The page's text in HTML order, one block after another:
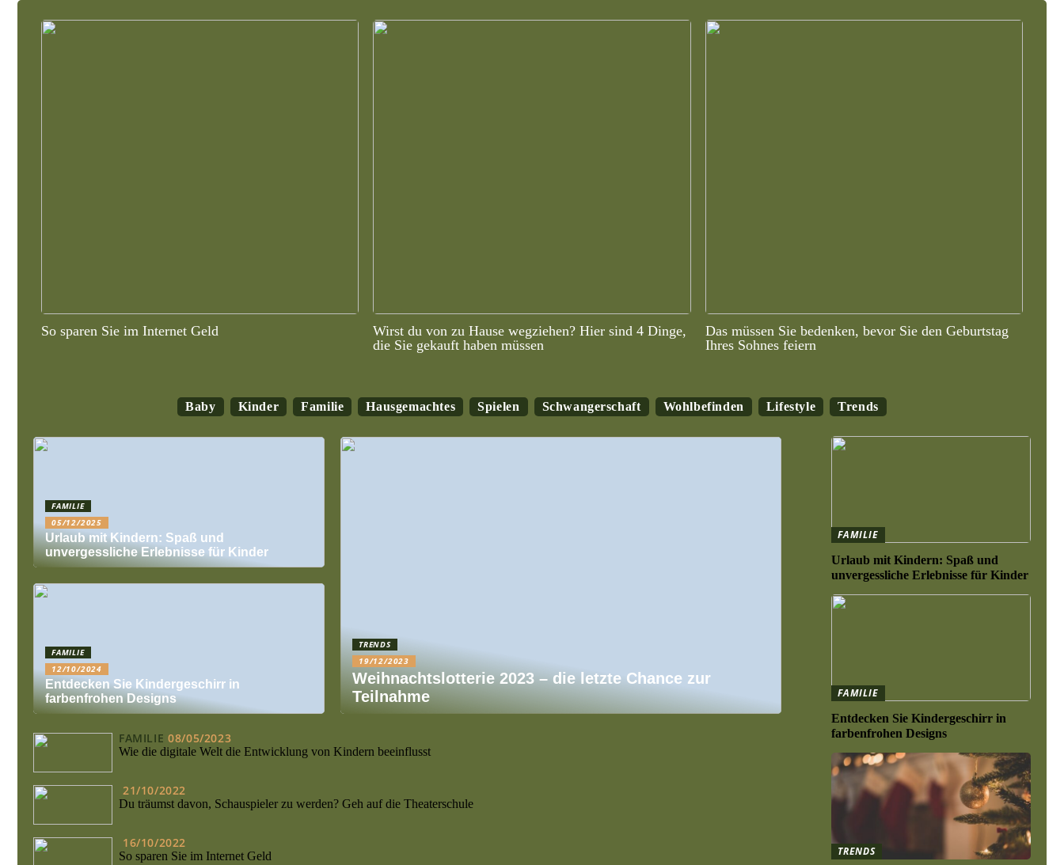
So sparen Sie im Internet Geld
Wirst du von zu Hause wegziehen? Hier sind 4 Dinge,
die Sie gekauft haben müssen
Das müssen Sie bedenken, bevor Sie den Geburtstag
Ihres Sohnes feiern
Baby Kinder Familie Hausgemachtes Spielen Schwangerschaft Wohlbefinden Lifestyle Trends
FAMILIE
05/12/2025
Urlaub mit Kindern: Spaß und
unvergessliche Erlebnisse für Kinder
FAMILIE
12/10/2024
Entdecken Sie Kindergeschirr in
farbenfrohen Designs
TRENDS
19/12/2023
Weihnachtslotterie 2023 – die letzte Chance zur
Teilnahme
FAMILIE 08/05/2023
Wie die digitale Welt die Entwicklung von Kindern beeinflusst
21/10/2022
Du träumst davon, Schauspieler zu werden? Geh auf die Theaterschule
16/10/2022
So sparen Sie im Internet Geld
FAMILIE
Urlaub mit Kindern: Spaß und
unvergessliche Erlebnisse für Kinder
FAMILIE
Entdecken Sie Kindergeschirr in
farbenfrohen Designs
TRENDS